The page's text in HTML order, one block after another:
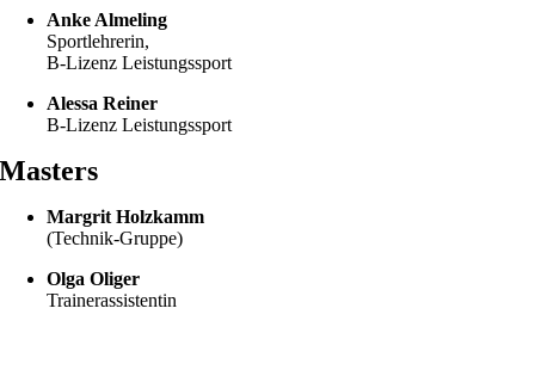
Anke Almeling
Sportlehrerin,
B-Lizenz Leistungssport
Alessa Reiner
B-Lizenz Leistungssport
Masters
Margrit Holzkamm
(Technik-Gruppe)
Olga Oliger
Trainerassistentin